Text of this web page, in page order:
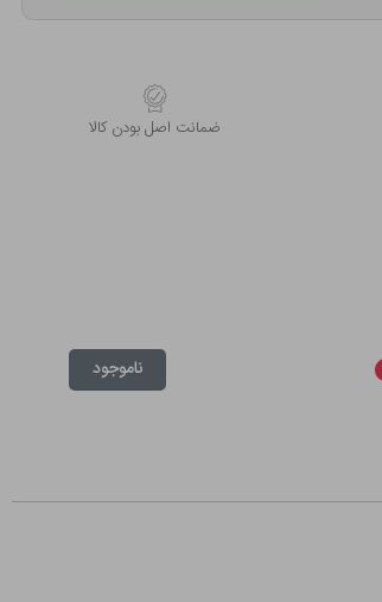
ﺿﻤﺎﻧﺖ اﺻﻞ ﺑﻮدن ﮐﺎﻟﺎ
ناموجود